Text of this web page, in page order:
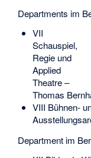
Departments im
VII
Schauspiel,
Regie und
Applied
Theatre –
Thomas
VIII Bühnen-
Department im